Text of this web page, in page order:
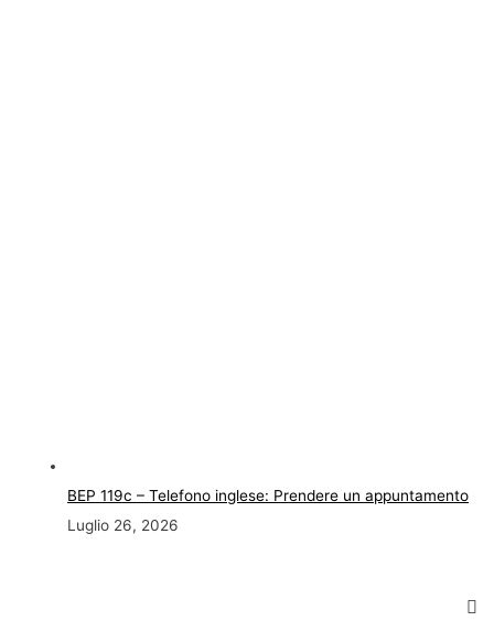
BEP 119c – Telefono inglese: Prendere un appuntamento
Luglio 26, 2026